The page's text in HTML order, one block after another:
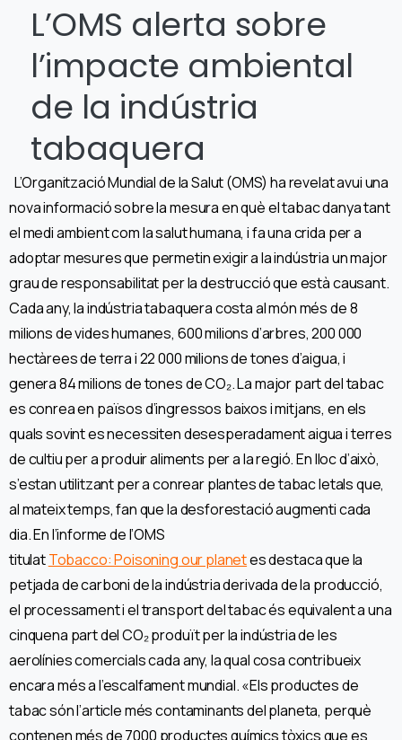
L’OMS alerta sobre
l’impacte ambiental
de la indústria
tabaquera
L’Organització Mundial de la Salut (OMS) ha revelat avui una
nova informació sobre la mesura en què el tabac danya tant
el medi ambient com la salut humana, i fa una crida per a
adoptar mesures que permetin exigir a la indústria un major
grau de responsabilitat per la destrucció que està causant.
Cada any, la indústria tabaquera costa al món més de 8
milions de vides humanes, 600 milions d’arbres, 200 000
hectàrees de terra i 22 000 milions de tones d’aigua, i
genera 84 milions de tones de CO₂. La major part del tabac
es conrea en països d’ingressos baixos i mitjans, en els
quals sovint es necessiten desesperadament aigua i terres
de cultiu per a produir aliments per a la regió. En lloc d’això,
s’estan utilitzant per a conrear plantes de tabac letals que,
al mateix temps, fan que la desforestació augmenti cada
dia. En l’informe de l’OMS
titulatTobacco: Poisoning our planetes destaca que la
petjada de carboni de la indústria derivada de la producció,
el processament i el transport del tabac és equivalent a una
cinquena part del CO₂ produït per la indústria de les
aerolínies comercials cada any, la qual cosa contribueix
encara més a l’escalfament mundial. «Els productes de
tabac són l’article més contaminants del planeta, perquè
contenen més de 7000 productes químics tòxics que es